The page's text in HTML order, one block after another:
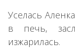
Уселась
в печь,
изжарилась.